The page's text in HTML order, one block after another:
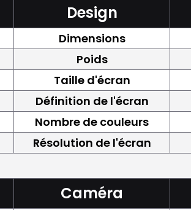
Design
Dimensions
Poids
Taille d'écran
Définition de l'écran
Nombre de couleurs
Résolution de l'écran
Caméra